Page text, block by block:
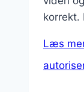
korrekt.
Læs